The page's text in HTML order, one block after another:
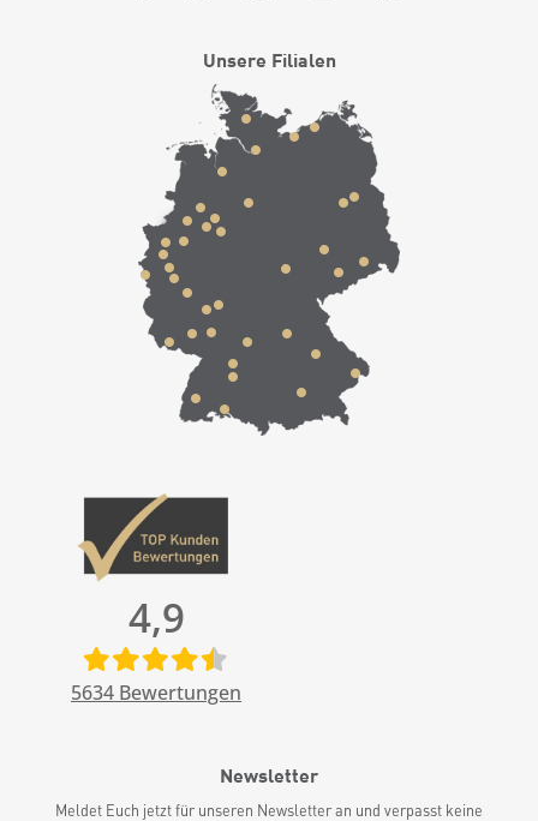
Unsere Filialen
4,9
5634 Bewertungen
Newsletter
Meldet Euch jetzt für unseren Newsletter an und verpasst keine